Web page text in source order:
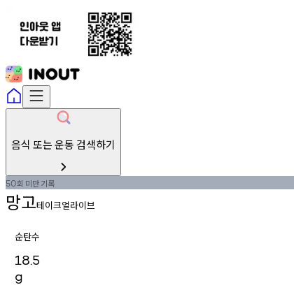
음식 또는 운동 검색하기
50회 미만기록
망고테이크얼라이브
순탄수
18.5
g